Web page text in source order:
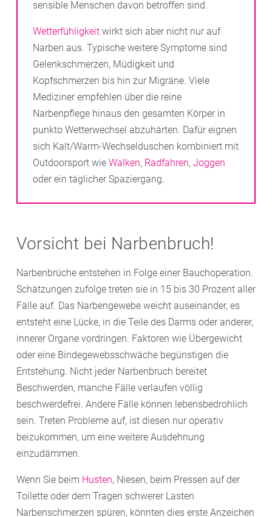
sensible Menschen davon betroffen sind.
Wetterfühligkeit wirkt sich aber nicht nur auf
Narben aus. Typische weitere Symptome sind
Gelenkschmerzen, Müdigkeit und
Kopfschmerzen bis hin zur Migräne. Viele
Mediziner empfehlen über die reine
Narbenpflege hinaus den gesamten Körper in
punkto Wetterwechsel abzuhärten. Dafür eignen
sich Kalt/Warm-Wechselduschen kombiniert mit
Outdoorsport wie Walken, Radfahren, Joggen
oder ein täglicher Spaziergang.
Vorsicht bei Narbenbruch!
Narbenbrüche entstehen in Folge einer Bauchoperation.
Schätzungen zufolge treten sie in 15 bis 30 Prozent aller
Fälle auf. Das Narbengewebe weicht auseinander, es
entsteht eine Lücke, in die Teile des Darms oder anderer,
innerer Organe vordringen. Faktoren wie Übergewicht
oder eine Bindegewebsschwäche begünstigen die
Entstehung. Nicht jeder Narbenbruch bereitet
Beschwerden, manche Fälle verlaufen völlig
beschwerdefrei. Andere Fälle können lebensbedrohlich
sein. Treten Probleme auf, ist diesen nur operativ
beizukommen, um eine weitere Ausdehnung
einzudämmen.
Wenn Sie beim Husten, Niesen, beim Pressen auf der
Toilette oder dem Tragen schwerer Lasten
Narbenschmerzen spüren, könnten dies erste Anzeichen